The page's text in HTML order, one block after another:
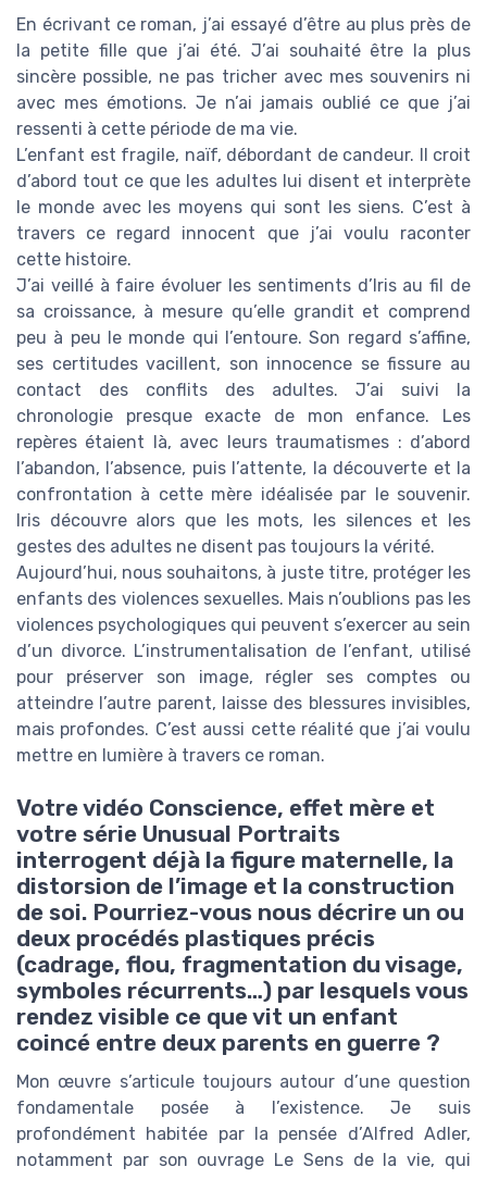
En écrivant ce roman, j’ai essayé d’être au plus près de
la petite fille que j’ai été. J’ai souhaité être la plus
sincère possible, ne pas tricher avec mes souvenirs ni
avec mes émotions. Je n’ai jamais oublié ce que j’ai
ressenti à cette période de ma vie.
L’enfant est fragile, naïf, débordant de candeur. Il croit
d’abord tout ce que les adultes lui disent et interprète
le monde avec les moyens qui sont les siens. C’est à
travers ce regard innocent que j’ai voulu raconter
cette histoire.
J’ai veillé à faire évoluer les sentiments d’Iris au fil de
sa croissance, à mesure qu’elle grandit et comprend
peu à peu le monde qui l’entoure. Son regard s’affine,
ses certitudes vacillent, son innocence se fissure au
contact des conflits des adultes. J’ai suivi la
chronologie presque exacte de mon enfance. Les
repères étaient là, avec leurs traumatismes : d’abord
l’abandon, l’absence, puis l’attente, la découverte et la
confrontation à cette mère idéalisée par le souvenir.
Iris découvre alors que les mots, les silences et les
gestes des adultes ne disent pas toujours la vérité.
Aujourd’hui, nous souhaitons, à juste titre, protéger les
enfants des violences sexuelles. Mais n’oublions pas les
violences psychologiques qui peuvent s’exercer au sein
d’un divorce. L’instrumentalisation de l’enfant, utilisé
pour préserver son image, régler ses comptes ou
atteindre l’autre parent, laisse des blessures invisibles,
mais profondes. C’est aussi cette réalité que j’ai voulu
mettre en lumière à travers ce roman.
Votre vidéo Conscience, effet mère et
votre série Unusual Portraits
interrogent déjà la figure maternelle, la
distorsion de l’image et la construction
de soi. Pourriez-vous nous décrire un ou
deux procédés plastiques précis
(cadrage, flou, fragmentation du visage,
symboles récurrents…) par lesquels vous
rendez visible ce que vit un enfant
coincé entre deux parents en guerre ?
Mon œuvre s’articule toujours autour d’une question
fondamentale posée à l’existence. Je suis
profondément habitée par la pensée d’Alfred Adler,
notamment par son ouvrage Le Sens de la vie, qui